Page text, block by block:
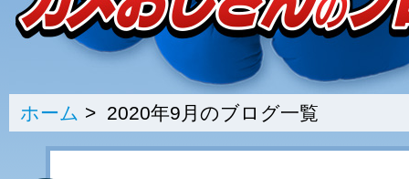
ホーム > 2020年9月のブログ一覧